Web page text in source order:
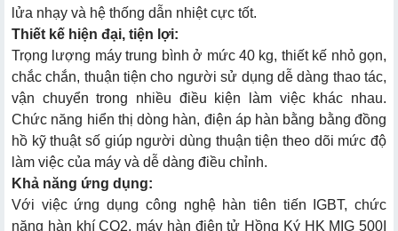
lửa nhạy và hệ thống dẫn nhiệt cực tốt.
Thiết kế hiện đại, tiện lợi:
Trọng lượng máy trung bình ở mức 40 kg, thiết kế nhỏ gọn,
chắc chắn, thuận tiện cho người sử dụng dễ dàng thao tác,
vận chuyển trong nhiều điều kiện làm việc khác nhau.
Chức năng hiển thị dòng hàn, điện áp hàn bằng bằng đồng
hồ kỹ thuật số giúp người dùng thuận tiện theo dõi mức độ
làm việc của máy và dễ dàng điều chỉnh.
Khả năng ứng dụng:
Với việc ứng dụng công nghệ hàn tiên tiến IGBT, chức
năng hàn khí CO2, máy hàn điện tử Hồng Ký HK MIG 500I